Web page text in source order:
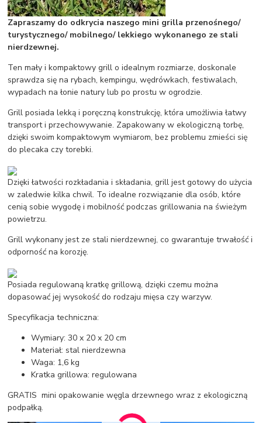
Zapraszamy do odkrycia naszego mini grilla przenośnego/
turystycznego/ mobilnego/ lekkiego wykonanego ze stali
nierdzewnej.
Ten mały i kompaktowy grill o idealnym rozmiarze, doskonale
sprawdza się na rybach, kempingu, wędrówkach, festiwalach,
wypadach na łonie natury lub po prostu w ogrodzie.
Grill posiada lekką i poręczną konstrukcję, która umożliwia łatwy
transport i przechowywanie. Zapakowany w ekologiczną torbę,
dzięki swoim kompaktowym wymiarom, bez problemu zmieści się
do plecaka czy torebki.
Dzięki łatwości rozkładania i składania, grill jest gotowy do użycia
w zaledwie kilka chwil. To idealne rozwiązanie dla osób, które
cenią sobie wygodę i mobilność podczas grillowania na świeżym
powietrzu.
Grill wykonany jest ze stali nierdzewnej, co gwarantuje trwałość i
odporność na korozję.
Posiada regulowaną kratkę grillową, dzięki czemu można
dopasować jej wysokość do rodzaju mięsa czy warzyw.
Specyfikacja techniczna:
Wymiary: 30 x 20 x 20 cm
Materiał: stal nierdzewna
Waga: 1,6 kg
Kratka grillowa: regulowana
GRATIS mini opakowanie węgla drzewnego wraz z ekologiczną
podpałką.